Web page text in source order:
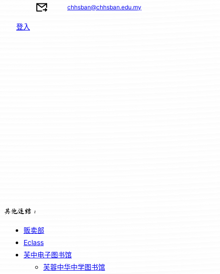
chhsban@chhsban.edu.my
登入
其他连结：
贩卖部
Eclass
芙中电子图书馆
芙蓉中华中学图书馆